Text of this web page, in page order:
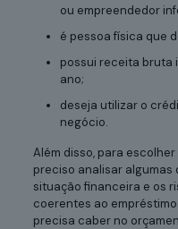
ou empreendedor
é pessoa física que
possui receita bruta
ano;
deseja utilizar o
negócio.
Além disso, para
preciso analisar algumas
situação financeira e os
coerentes ao
precisa caber no